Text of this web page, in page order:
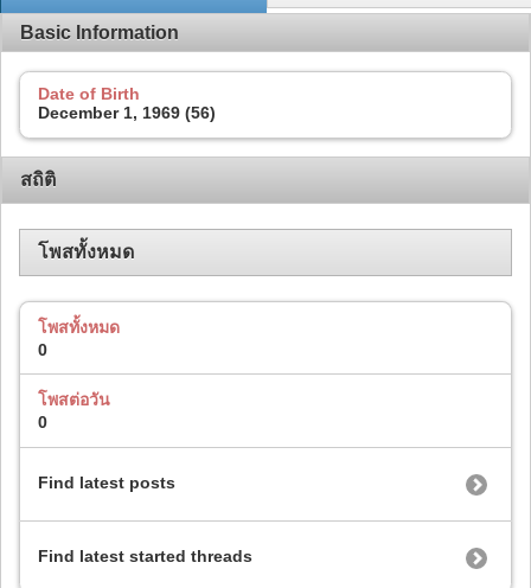
Basic Information
Date of Birth
December 1, 1969 (56)
สถิติ
โพสทั้งหมด
โพสทั้งหมด
0
โพสต่อวัน
0
Find latest posts
Find latest started threads